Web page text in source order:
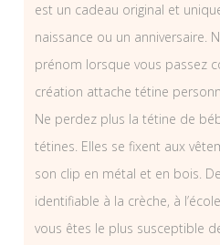
est un cadeau original et
naissance ou un anniversaire.
prénom lorsque vous passez
création attache tétine
Ne perdez plus la tétine de
tétines. Elles se fixent aux
son clip en métal et en bois.
identifiable à la crèche, à
vous êtes le plus susceptible